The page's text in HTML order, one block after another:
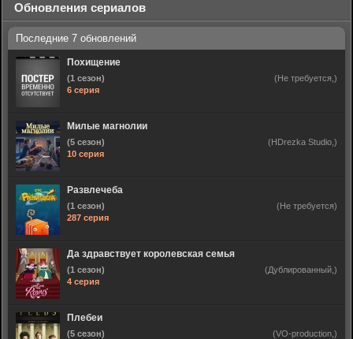
Обновления сериалов
Похищение
(1 сезон)
6 серия
(Не требуется,)
Милые магнолии
(5 сезон)
10 серия
(HDrezka Studio,)
Развлечеба
(1 сезон)
287 серия
(Не требуется)
Да здравствует королевская семья
(1 сезон)
4 серия
(Дублированный,)
Плебеи
(5 сезон) (VO-production,)